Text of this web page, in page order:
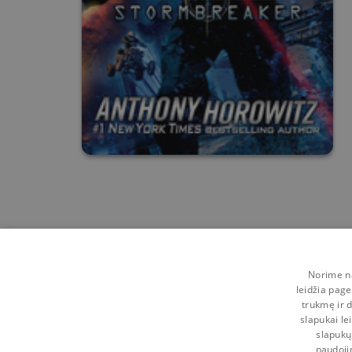
Norime
leidžia
trukmę ir
slapukai